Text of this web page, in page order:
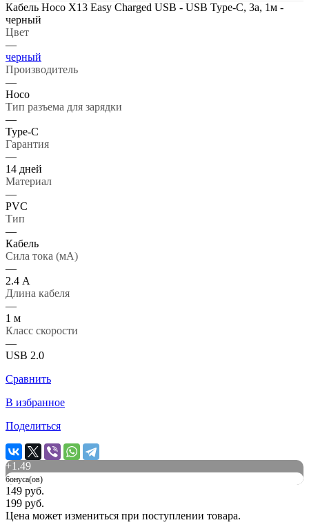
Кабель Hoco X13 Easy Charged USB - USB Type-C, 3а, 1м -
черный
Цвет
—
черный
Производитель
—
Hoco
Тип разъема для зарядки
—
Type-C
Гарантия
—
14 дней
Материал
—
PVC
Тип
—
Кабель
Сила тока (мА)
—
2.4 А
Длина кабеля
—
1 м
Класс скорости
—
USB 2.0
Сравнить
В избранное
Поделиться
+1.49
бонуса(ов)
149 руб.
199 руб.
Цена может измениться при поступлении товара.